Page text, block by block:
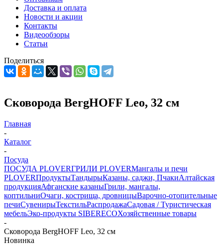
Доставка и оплата
Новости и акции
Контакты
Видеообзоры
Статьи
Поделиться
Сковорода BergHOFF Leo, 32 см
Главная
-
Каталог
-
Посуда
ПОСУДА PLOVERГРИЛИ PLOVERМангалы и печи
PLOVERПродуктыТандырыКазаны, саджи, ПчакиАлтайская
продукцияАфганские казаныГрили, мангалы,
коптильниОчаги, кострища, дровницыВарочно-отопительные
печиСувенирыТекстильРаспродажаСадовая / Туристическая
мебельЭко-продукты SIBERECOХозяйственные товары
-
Сковорода BergHOFF Leo, 32 см
Новинка